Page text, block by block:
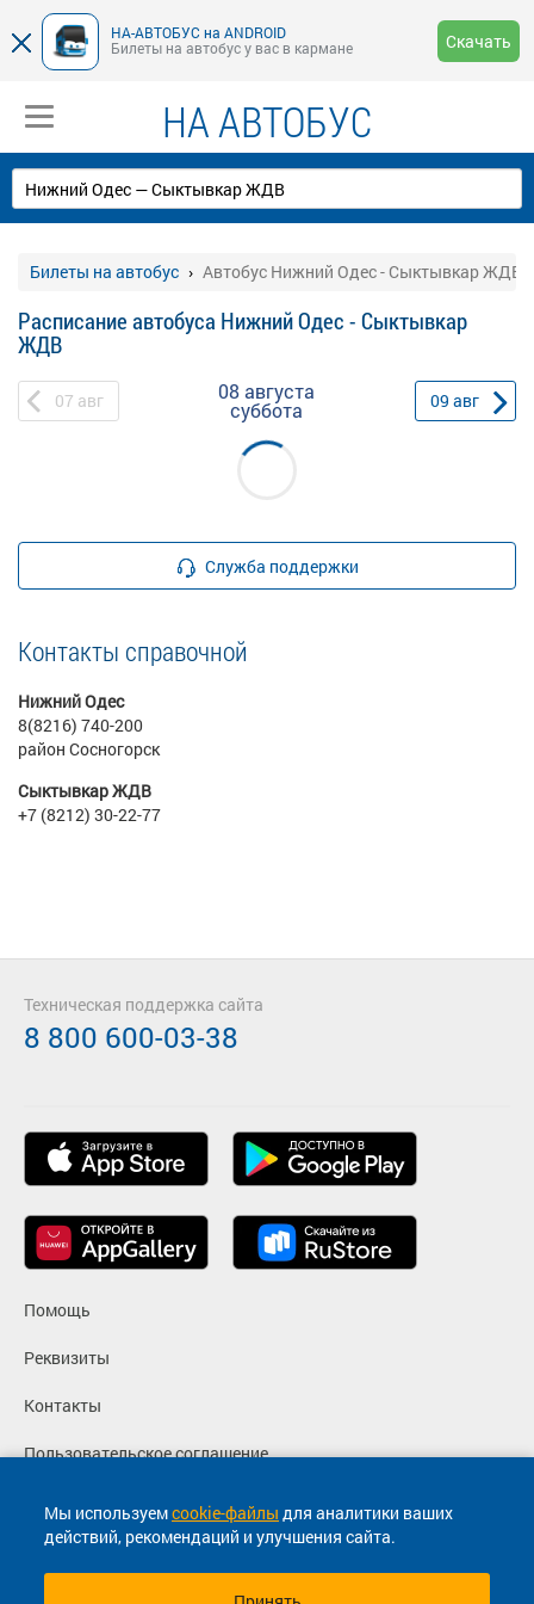
НА-АВТОБУС на ANDROID
Билеты на автобус у вас в кармане
Скачать
НА АВТОБУС
Билеты на автобус Автобус Нижний Одес - Сыктывкар ЖДВ
Расписание автобуса Нижний Одес - Сыктывкар
ЖДВ
07 авг 08 августа
суббота 09 авг
Служба поддержки
Контакты справочной
Нижний Одес
8(8216) 740-200
район Сосногорск
Сыктывкар ЖДВ
+7 (8212) 30-22-77
Мы используемcookie-файлы для аналитики ваших
действий, рекомендаций и улучшения сайта.
Помощь
Реквизиты
Контакты
Пользовательское соглашение
Политика конфиденциальности
Согласие на маркетинговые сообщения
Техническая поддержка сайта
8 800 600-03-38